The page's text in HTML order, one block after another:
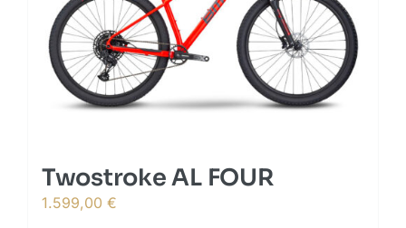
be
chosen
on
the
product
Twostroke AL FOUR
1.599,00 €